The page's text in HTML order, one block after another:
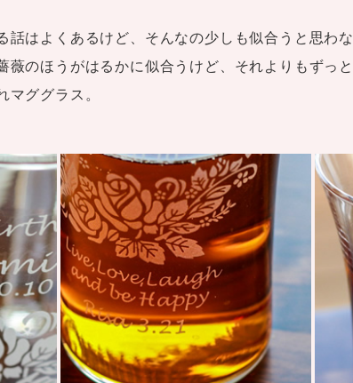
話はよくあるけど、そんなの少しも似合うと思わな
薇のほうがはるかに似合うけど、それよりもずっと
マググラス。